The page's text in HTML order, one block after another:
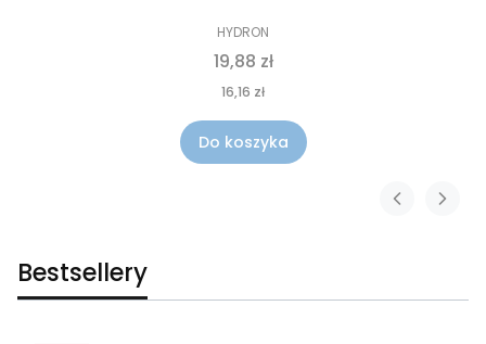
HYDRON
19,88 zł
16,16 zł
Do koszyka
Bestsellery